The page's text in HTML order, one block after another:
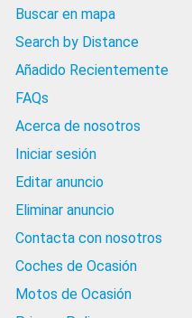
Buscar en mapa
Search by Distance
Añadido Recientemente
FAQs
Acerca de nosotros
Iniciar sesión
Editar anuncio
Eliminar anuncio
Contacta con nosotros
Coches de Ocasión
Motos de Ocasión